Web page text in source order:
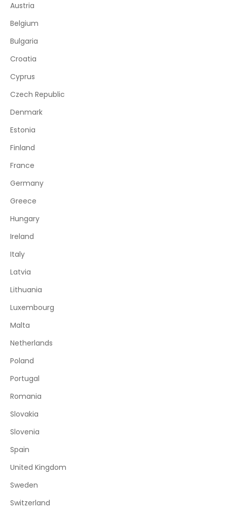
Austria
Belgium
Bulgaria
Croatia
Cyprus
Czech Republic
Denmark
Estonia
Finland
France
Germany
Greece
Hungary
Ireland
Italy
Latvia
Lithuania
Luxembourg
Malta
Netherlands
Poland
Portugal
Romania
Slovakia
Slovenia
Spain
United Kingdom
Sweden
Switzerland